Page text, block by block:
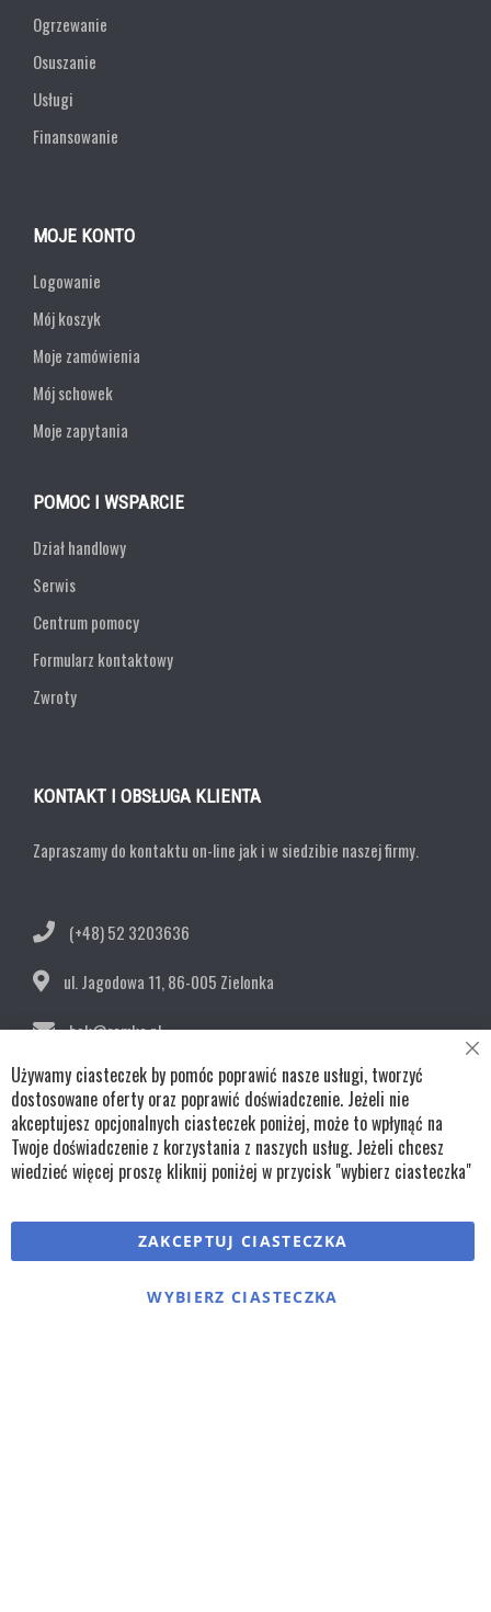
Ogrzewanie
Osuszanie
Usługi
Finansowanie
MOJE KONTO
Logowanie
Mój koszyk
Moje zamówienia
Mój schowek
Moje zapytania
POMOC I WSPARCIE
Dział handlowy
Serwis
Centrum pomocy
Formularz kontaktowy
Zwroty
KONTAKT I OBSŁUGA KLIENTA
Zapraszamy do kontaktu on-line jak i w siedzibie naszej firmy.
(+48) 52 3203636
ul. Jagodowa 11, 86-005 Zielonka
bok@remko.pl
OBSERWUJ NAS
Copyright © wszystkie prawa zastrzeżone TKL Progress
Używamy ciasteczek by pomóc poprawić nasze usługi, tworzyć
dostosowane oferty oraz poprawić doświadczenie. Jeżeli nie
akceptujesz opcjonalnych ciasteczek poniżej, może to wpłynąć na
Twoje doświadczenie z korzystania z naszych usług. Jeżeli chcesz
wiedzieć więcej proszę kliknij poniżej w przycisk "wybierz ciasteczka"
ZAKCEPTUJ CIASTECZKA
WYBIERZ CIASTECZKA